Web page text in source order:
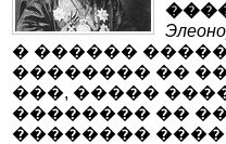
� ������
�������� ��
���, �����
�������� ��
��������